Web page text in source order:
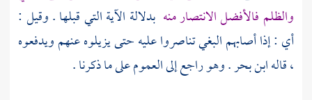
والظلم فالأفضل الانتصار منه بدلالة الآية التي قبلها . وقيل :
أي : إذا أصابهم البغي تناصروا عليه حتى يزيلوه عنهم ويدفعوه
، قالهابن بحر. وهو راجع إلى العموم على ما ذكرنا .